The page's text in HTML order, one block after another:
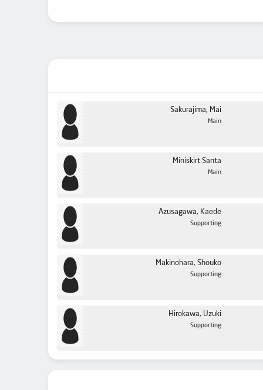
Sakurajima, Mai
Main
Miniskirt Santa
Main
Azusagawa, Kaede
Supporting
Makinohara, Shouko
Supporting
Hirokawa, Uzuki
Supporting